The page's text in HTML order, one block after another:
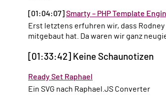
[01:04:07] Smarty – PHP Template
Erst letztens erfuhren wir, dass Rodney in das Smarty-Projekt involviert ist und heftig an der Version 3.1
mitgebaut hat. Da waren wir ganz
[01:33:42] Keine Schaunotizen
Ready Set Raphael
Ein SVG nach Raphael.JS Converter